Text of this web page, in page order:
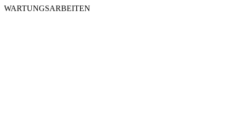
WARTUNGSARBEITEN